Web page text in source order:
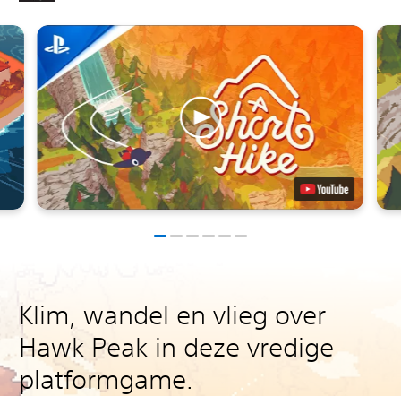
Klim, wandel en vlieg over
Hawk Peak in deze vredige
platformgame.